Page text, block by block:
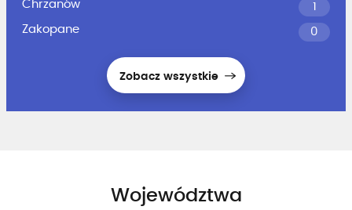
Chrzanów
1
Zakopane
0
Zobacz wszystkie
Województwa